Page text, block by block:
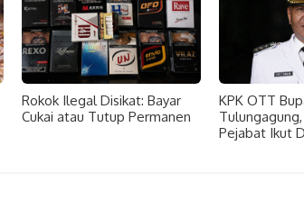
Rokok Ilegal Disikat: Bayar
Cukai atau Tutup Permanen
KPK OTT
Pejabat Ikut